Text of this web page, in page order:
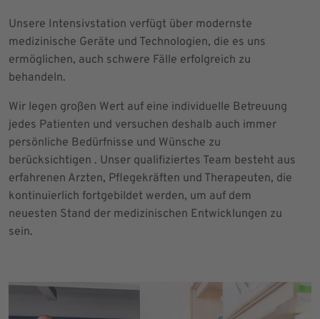
Unsere Intensivstation verfügt über modernste
medizinische Geräte und Technologien, die es uns
ermöglichen, auch schwere Fälle erfolgreich zu
behandeln.
Wir legen großen Wert auf eine individuelle Betreuung
jedes Patienten und versuchen deshalb auch immer
persönliche Bedürfnisse und Wünsche zu
berücksichtigen . Unser qualifiziertes Team besteht aus
erfahrenen Arzten, Pflegekräften und Therapeuten, die
kontinuierlich fortgebildet werden, um auf dem
neuesten Stand der medizinischen Entwicklungen zu
sein.